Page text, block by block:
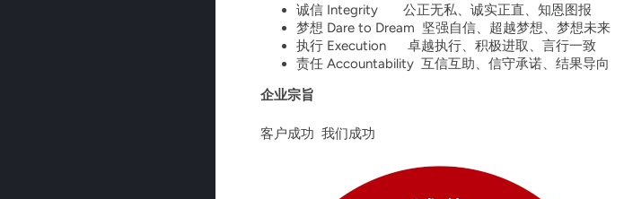
诚信 Integrity 公正无私、诚实正直、知恩图报
梦想 Dare to Dream 坚强自信、超越梦想、梦想未来
执行 Execution 卓越执行、积极进取、言行一致
责任 Accountability 互信互助、信守承诺、结果导向
企业宗旨
客户成功 我们成功